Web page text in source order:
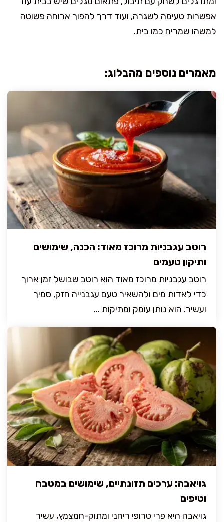
אפשרות טעימה לשגרה, ועוד דרך להפוך ארוחה פשוטה
למשהו שמריח כמו בית.
מאמרים נוספים מהבלוג:
רוטב עגבניות מרוכז מאוד: הכנה, שימושים
ותיקון טעמים
רוטב עגבניות מרוכז מאוד הוא רוטב שבושל זמן ארוך
כדי לאדות מים ולהשאיר טעם עגבנייה חזק, סמיך
ועשיר. הוא נותן עומק ומתיקות ...
גויאבה: ערכים תזונתיים, שימושים במטבח
וטיפים
גויאבה היא פרי טרופי ריחני ומתוק-חמצמץ, עשיר